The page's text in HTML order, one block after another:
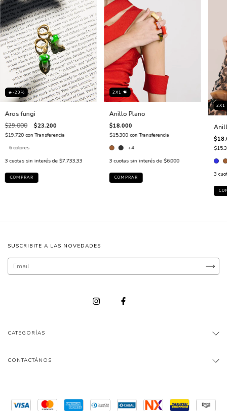
🔥-20%
Aros fungi
$29.000 $23.200
$19.720con Transferencia
6 colores
3 cuotas sin interés de $7.733,33
COMPRAR
2X1 💝
Anillo Plano
$18.000
$15.300con Transferencia
+4
3 cuotas sin interés de $6.000
COMPRAR
2X1
3
SUSCRIBITE A LAS NOVEDADES
CATEGORÍAS
CONTACTÁNOS